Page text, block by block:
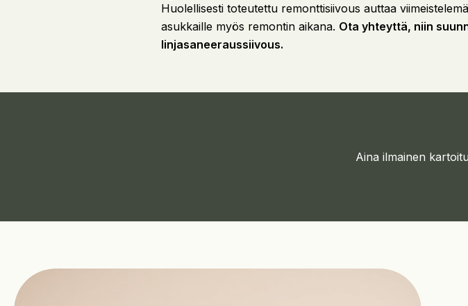
Huolellisesti toteutettu remonttisiivous auttaa
asukkaille myös remontin aikana. Ota yhteyttä, niin
linjasaneeraussiivous.
Aina ilmainen